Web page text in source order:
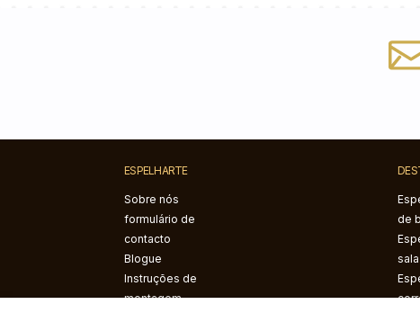
ESPELHARTE
Sobre nós
formulário de
contacto
Blogue
Instruções de
montagem
de
sala